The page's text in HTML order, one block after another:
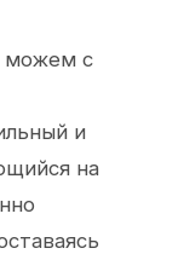
можем с
и
на